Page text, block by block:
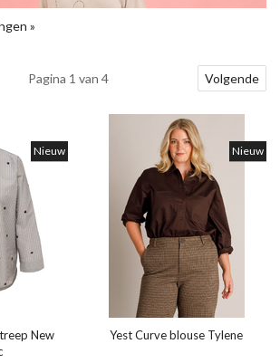
»
Pagina 1 van 4 Volgende
Nieuw
New
Nieuw
Yest Curve blouse Tylene